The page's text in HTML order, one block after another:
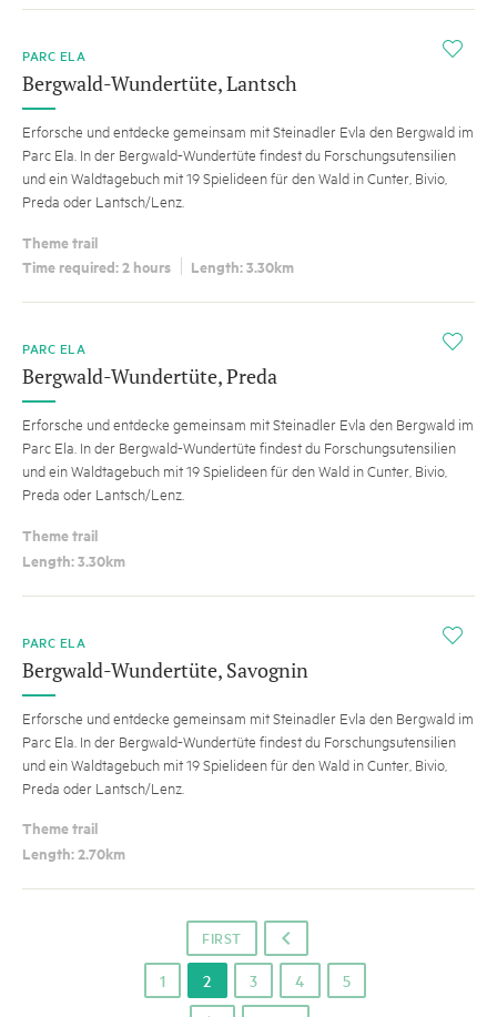
i
PARC ELA
Bergwald-Wundertüte, Lantsch
Erforsche und entdecke gemeinsam mit Steinadler Evla den Bergwald im
Parc Ela. In der Bergwald-Wundertüte findest du Forschungsutensilien
und ein Waldtagebuch mit 19 Spielideen für den Wald in Cunter, Bivio,
Preda oder Lantsch/Lenz.
Theme trail
Time required: 2 hours
Length: 3.30km
i
PARC ELA
Bergwald-Wundertüte, Preda
Erforsche und entdecke gemeinsam mit Steinadler Evla den Bergwald im
Parc Ela. In der Bergwald-Wundertüte findest du Forschungsutensilien
und ein Waldtagebuch mit 19 Spielideen für den Wald in Cunter, Bivio,
Preda oder Lantsch/Lenz.
Theme trail
Length: 3.30km
i
PARC ELA
Bergwald-Wundertüte, Savognin
Erforsche und entdecke gemeinsam mit Steinadler Evla den Bergwald im
Parc Ela. In der Bergwald-Wundertüte findest du Forschungsutensilien
und ein Waldtagebuch mit 19 Spielideen für den Wald in Cunter, Bivio,
Preda oder Lantsch/Lenz.
Theme trail
Length: 2.70km
FIRST o
1 2 3 4 5